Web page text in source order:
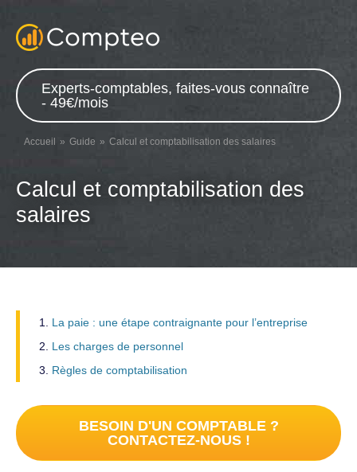
Experts-comptables, faites-vous connaître
- 49€/mois
Accueil Guide Calcul et comptabilisation des salaires
Calcul et comptabilisation des
salaires
La paie : une étape contraignante pour l’entreprise
Les charges de personnel
Règles de comptabilisation
BESOIN D'UN COMPTABLE ?
CONTACTEZ-NOUS !